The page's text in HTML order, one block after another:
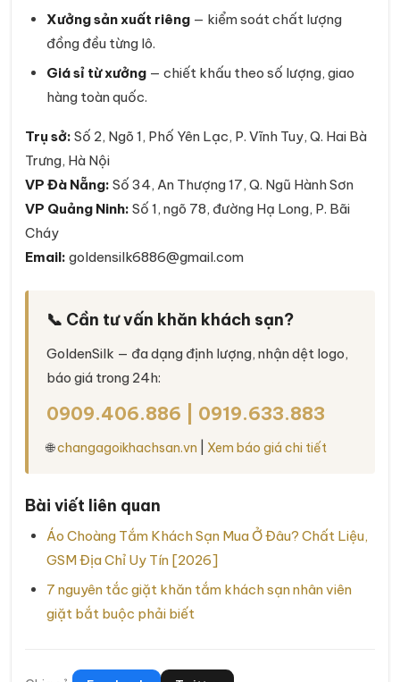
Xưởng sản xuất riêng — kiểm soát chất lượng
đồng đều từng lô.
Giá sỉ từ xưởng — chiết khấu theo số lượng, giao
hàng toàn quốc.
Trụ sở: Số 2, Ngõ 1, Phố Yên Lạc, P. Vĩnh Tuy, Q. Hai Bà
Trưng, Hà Nội
VP Đà Nẵng: Số 34, An Thượng 17, Q. Ngũ Hành Sơn
VP Quảng Ninh: Số 1, ngõ 78, đường Hạ Long, P. Bãi
Cháy
Email: goldensilk6886@gmail.com
📞 Cần tư vấn khăn khách sạn?
GoldenSilk — đa dạng định lượng, nhận dệt logo,
báo giá trong 24h:
0909.406.886 0919.633.883
🌐changagoikhachsan.vn Xem báo giá chi tiết
Bài viết liên quan
Áo Choàng Tắm Khách Sạn Mua Ở Đâu? Chất Liệu,
GSM Địa Chỉ Uy Tín [2026]
7 nguyên tắc giặt khăn tắm khách sạn nhân viên
giặt bắt buộc phải biết